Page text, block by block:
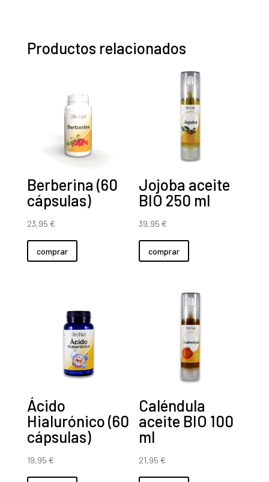
Productos relacionados
Berberina (60
cápsulas)
23,95 €
comprar
Jojoba aceite
BIO 250 ml
39,95 €
comprar
Ácido
Hialurónico (60
cápsulas)
19,95 €
Caléndula
aceite BIO 100
ml
21,95 €